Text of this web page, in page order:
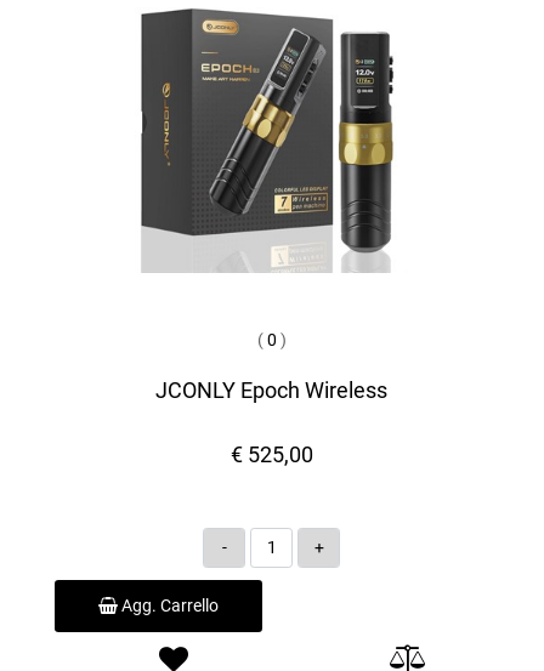
(0 )
JCONLY Epoch Wireless
€ 525,00
Quantità
Agg. Carrello